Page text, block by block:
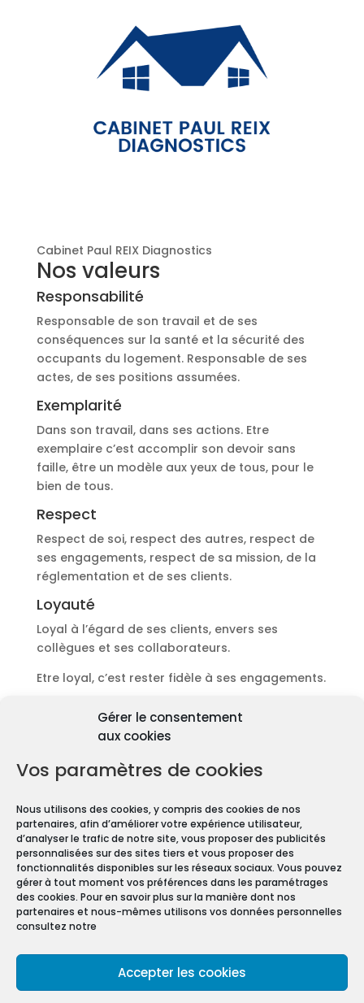
Gérer le consentement
aux cookies
Vos paramètres de cookies
Nous utilisons des cookies, y compris des cookies de nos
partenaires, afin d’améliorer votre expérience utilisateur,
d’analyser le trafic de notre site, vous proposer des publicités
personnalisées sur des sites tiers et vous proposer des
fonctionnalités disponibles sur les réseaux sociaux. Vous pouvez
gérer à tout moment vos préférences dans les paramétrages
des cookies. Pour en savoir plus sur la manière dont nos
partenaires et nous-mêmes utilisons vos données personnelles
consultez notre
Accepter les cookies
Cabinet Paul REIX Diagnostics
Nos valeurs
Responsabilité
Responsable de son travail et de ses
conséquences sur la santé et la sécurité des
occupants du logement. Responsable de ses
actes, de ses positions assumées.
Exemplarité
Dans son travail, dans ses actions. Etre
exemplaire c’est accomplir son devoir sans
faille, être un modèle aux yeux de tous, pour le
bien de tous.
Respect
Respect de soi, respect des autres, respect de
ses engagements, respect de sa mission, de la
réglementation et de ses clients.
Loyauté
Loyal à l’égard de ses clients, envers ses
collègues et ses collaborateurs.
Etre loyal, c’est rester fidèle à ses engagements.
Découvrir les diagnostics
Pourquoi les diagnostics
immobiliers sont
obligatoires ?
Carrez, les diagnostics immobiliers sont devenus
obligatoires pour toute transaction immobilière.
En effet, que vous vendiez ou louiez une maison
ou un appartement, vous devez constituer un
Dossier de Diagnostic Technique (DDT).
Mentions légales
Conditions Générales de Vente